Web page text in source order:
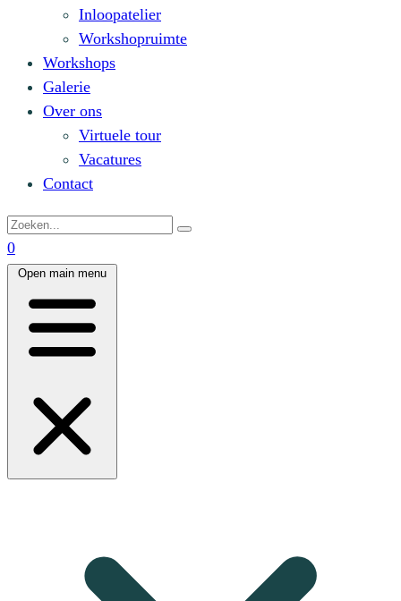
Inloopatelier
Workshopruimte
Workshops
Galerie
Over ons
Virtuele tour
Vacatures
Contact
0
Open main menu